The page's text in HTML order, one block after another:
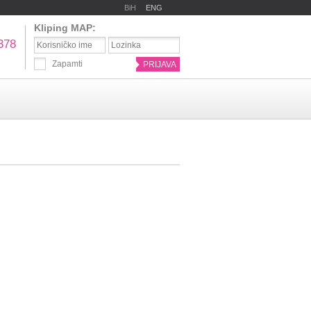
ENG
BiH
Kliping MAP:
Zapamti